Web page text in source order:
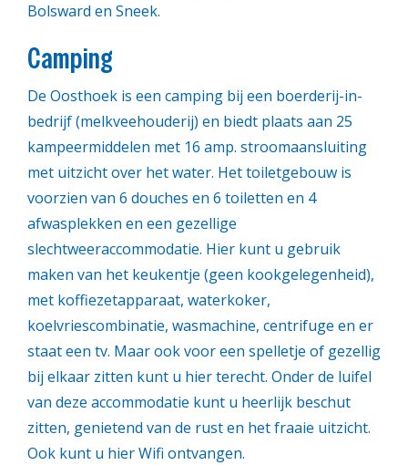
Bolsward en Sneek.
Camping
De Oosthoek is een camping bij een boerderij-in-
bedrijf (melkveehouderij) en biedt plaats aan 25
kampeermiddelen met 16 amp. stroomaansluiting
met uitzicht over het water. Het toiletgebouw is
voorzien van 6 douches en 6 toiletten en 4
afwasplekken en een gezellige
slechtweeraccommodatie. Hier kunt u gebruik
maken van het keukentje (geen kookgelegenheid),
met koffiezetapparaat, waterkoker,
koelvriescombinatie, wasmachine, centrifuge en er
staat een tv. Maar ook voor een spelletje of gezellig
bij elkaar zitten kunt u hier terecht. Onder de luifel
van deze accommodatie kunt u heerlijk beschut
zitten, genietend van de rust en het fraaie uitzicht.
Ook kunt u hier Wifi ontvangen.